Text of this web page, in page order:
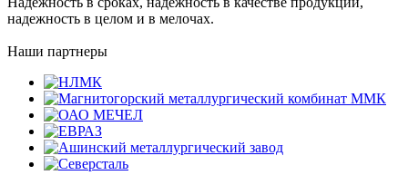
надежность в целом и в мелочах.
Наши партнеры